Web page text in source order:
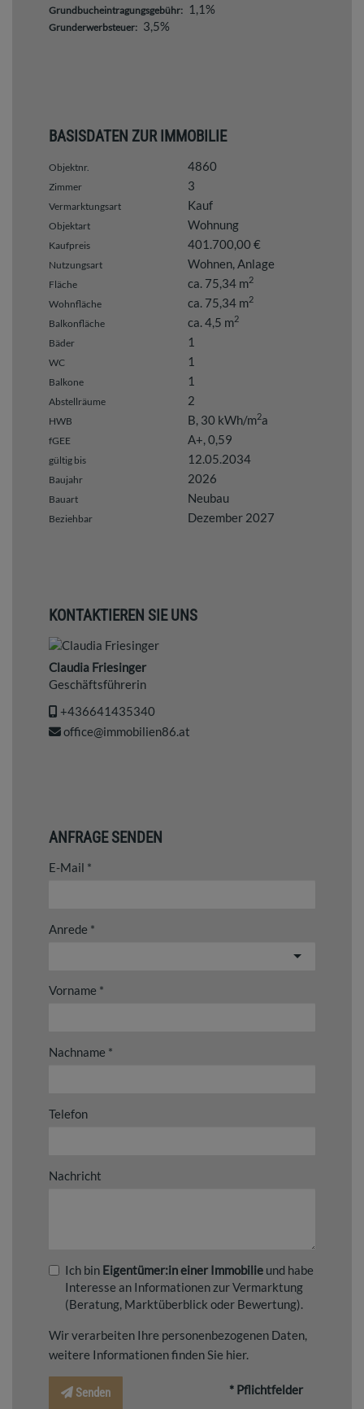
Grundbucheintragungsgebühr: 1,1%
Grunderwerbsteuer: 3,5%
BASISDATEN ZUR IMMOBILIE
Objektnr. 4860
Zimmer 3
Vermarktungsart Kauf
Objektart Wohnung
Kaufpreis 401.700,00 €
Nutzungsart Wohnen Anlage
Fläche ca. 75,34 m2
Wohnfläche ca. 75,34 m2
Balkonfläche ca. 4,5 m2
Bäder 1
WC 1
Balkone 1
Abstellräume 2
HWB B, 30 kWh/m2a
fGEE A+, 0,59
gültig bis 12.05.2034
Baujahr 2026
Bauart Neubau
Beziehbar Dezember 2027
KONTAKTIEREN SIE UNS
Claudia Friesinger
Geschäftsführerin
+436641435340
office@immobilien86.at
ANFRAGE SENDEN
E-Mail
Anrede
Vorname
Nachname
Telefon
Nachricht
Ich bin Eigentümer:in einer Immobilie und habe
Interesse an Informationen zur Vermarktung
(Beratung, Marktüberblick oder Bewertung).
Wir verarbeiten Ihre personenbezogenen Daten,
weitere Informationen finden Sie hier.
Senden * Pflichtfelder